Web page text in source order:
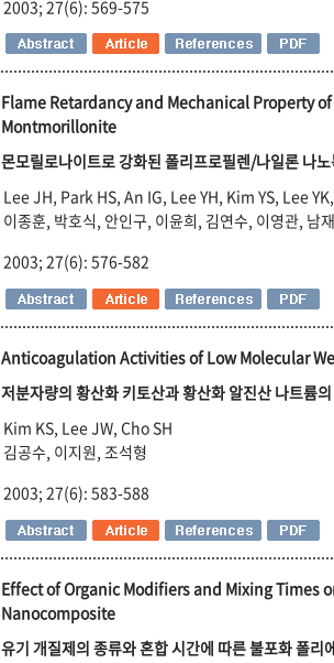
2003; 27(6): 569-575
Flame Retardancy and Mechanical Property
Montmorillonite
몬모릴로나이트로 강화된 폴리프로필렌/나일론 나
Lee JH, Park HS, An IG, Lee YH, Kim YS, Lee
이종훈, 박호식, 안인구, 이윤희, 김연수, 이영관, 남
2003; 27(6): 576-582
Anticoagulation Activities of Low Molecular
저분자량의 황산화 키토산과 황산화 알진산 나트륨
Kim KS, Lee JW, Cho SH
김공수, 이지원, 조석형
2003; 27(6): 583-588
Effect of Organic Modifiers and Mixing
Nanocomposite
유기 개질제의 종류와 혼합 시간에 따른 불포화 폴